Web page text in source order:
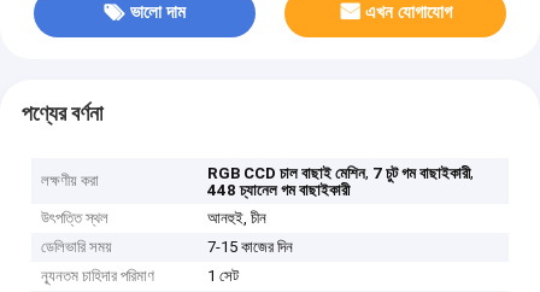
ভালো দাম এখন যোগাযোগ
পণ্যের বর্ণনা
লক্ষণীয় করা RGB CCD চাল বাছাই মেশিন, 7 চুট গম বাছাইকারী,
448 চ্যানেল গম বাছাইকারী
উৎপত্তি স্থল
আনহুই, চীন
ডেলিভারি সময়
7-15 কাজের দিন
ন্যূনতম চাহিদার পরিমাণ
1 সেট